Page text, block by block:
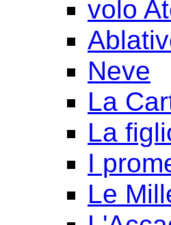
volo
Neve
La
La
I
Le